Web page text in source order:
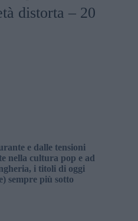
distorta – 20
e dalle tensioni
nella cultura pop e ad
i titoli di oggi
sempre più sotto